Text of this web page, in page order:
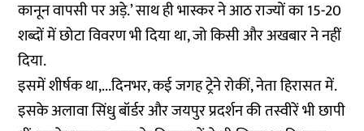
कानून वापसी पर अड़े.’ साथ ही भास्कर ने आठ राज्यों का 15-20
शब्दों में छोटा विवरण भी दिया था, जो किसी और अखबार ने नहीं
दिया.
इसमें शीर्षक था,...दिनभर, कई जगह ट्रेने रोकीं, नेता हिरासत में.
इसके अलावा सिंधु बॉर्डर और जयपुर प्रदर्शन की तस्वीरें भी छापी